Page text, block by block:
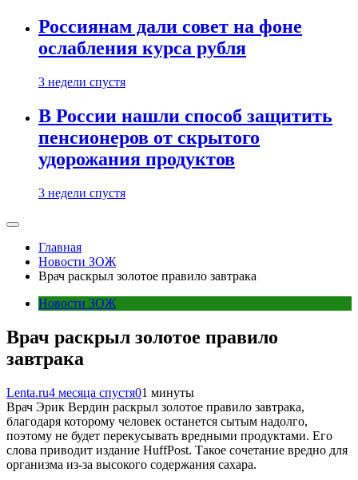
Россиянам дали совет на фоне
ослабления курса рубля
3 недели спустя
В России нашли способ защитить
пенсионеров от скрытого
удорожания продуктов
3 недели спустя
Главная
Новости ЗОЖ
Врач раскрыл золотое правило завтрака
Новости ЗОЖ
Врач раскрыл золотое правило
завтрака
Lenta.ru4 месяца спустя01 минуты
Врач Эрик Вердин раскрыл золотое правило завтрака,
благодаря которому человек останется сытым надолго,
поэтому не будет перекусывать вредными продуктами. Его
слова приводит издание HuffPost. Такое сочетание вредно для
организма из-за высокого содержания сахара.